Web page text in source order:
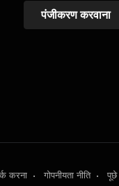
पंजीकरण करवाना
करना •गोपनीयता नीति•पूछे